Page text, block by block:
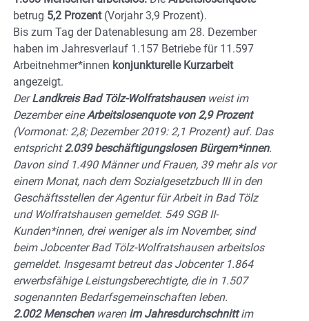
betrug 5,2 Prozent (Vorjahr 3,9 Prozent).
Bis zum Tag der Datenablesung am 28. Dezember
haben im Jahresverlauf 1.157 Betriebe für 11.597
Arbeitnehmer*innen konjunkturelle Kurzarbeit
angezeigt.
DerLandkreis Bad Tölz-Wolfratshausenweist im
Dezember eineArbeitslosenquote von 2,9 Prozent
(Vormonat: 2,8; Dezember 2019: 2,1 Prozent) auf. Das
entspricht2.039 beschäftigungslosen Bürgern*innen.
Davon sind 1.490 Männer und Frauen, 39 mehr als vor
einem Monat, nach dem Sozialgesetzbuch III in den
Geschäftsstellen der Agentur für Arbeit in Bad Tölz
und Wolfratshausen gemeldet. 549 SGB II-
Kunden*innen, drei weniger als im November, sind
beim Jobcenter Bad Tölz-Wolfratshausen arbeitslos
gemeldet. Insgesamt betreut das Jobcenter 1.864
erwerbsfähige Leistungsberechtigte, die in 1.507
sogenannten Bedarfsgemeinschaften leben.
2.002 Menschenwaren im Jahresdurchschnittim